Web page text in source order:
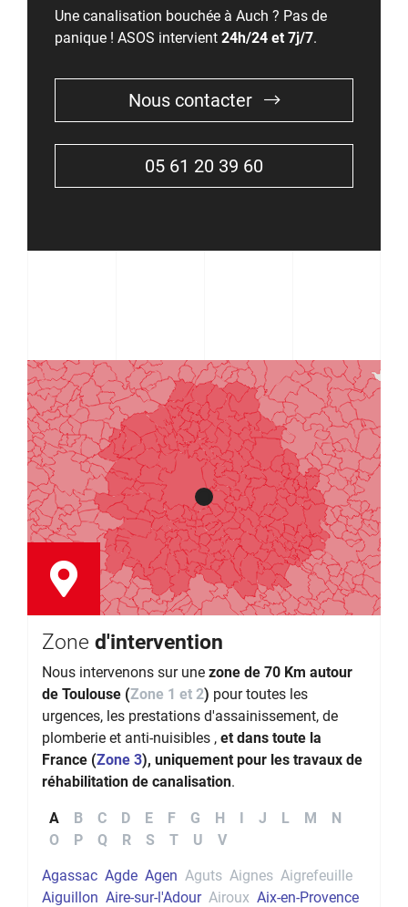
Une canalisation bouchée à Auch ? Pas de
panique ! ASOS intervient 24h/24 et 7j/7.
Nous contacter
05 61 20 39 60
Zone d'intervention
Nous intervenons sur une zone de 70 Km autour
de Toulouse (Zone 1 et 2) pour toutes les
urgences, les prestations d'assainissement, de
plomberie et anti-nuisibles , et dans toute la
France (Zone 3), uniquement pour les travaux de
réhabilitation de canalisation.
A B C D E F G H I J L M
N
O
P Q R S T U V
Agassac Agde Agen Aguts Aignes Aigrefeuille
Aiguillon Aire-sur-l'Adour Airoux Aix-en-Provence